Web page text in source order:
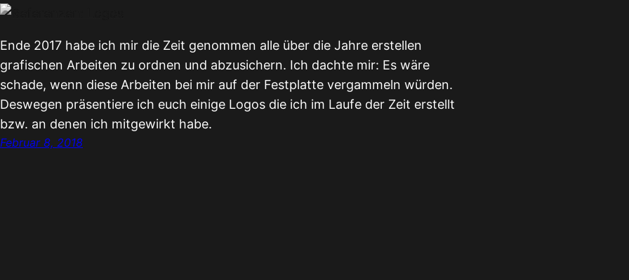
Ende 2017 habe ich mir die Zeit genommen alle über die Jahre erstellen
grafischen Arbeiten zu ordnen und abzusichern. Ich dachte mir: Es wäre
schade, wenn diese Arbeiten bei mir auf der Festplatte vergammeln würden.
Deswegen präsentiere ich euch einige Logos die ich im Laufe der Zeit erstellt
bzw. an denen ich mitgewirkt habe.
Februar 8, 2018